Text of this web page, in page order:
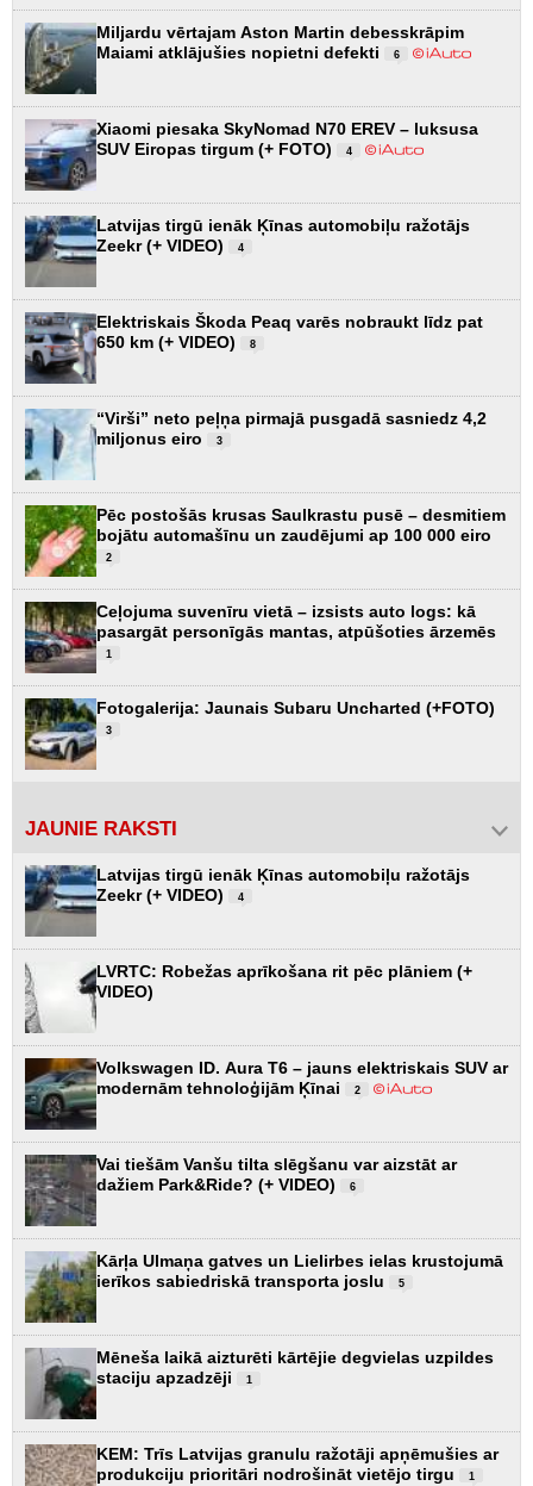
Miljardu vērtajam Aston Martin debesskrāpim
Maiami atklājušies nopietni defekti
6
Xiaomi piesaka SkyNomad N70 EREV – luksusa
SUV Eiropas tirgum (+ FOTO)
4
Latvijas tirgū ienāk Ķīnas automobiļu ražotājs
Zeekr (+ VIDEO)
4
Elektriskais Škoda Peaq varēs nobraukt līdz pat
650 km (+ VIDEO)
8
“Virši” neto peļņa pirmajā pusgadā sasniedz 4,2
miljonus eiro
3
Pēc postošās krusas Saulkrastu pusē – desmitiem
bojātu automašīnu un zaudējumi ap 100 000 eiro
2
Ceļojuma suvenīru vietā – izsists auto logs: kā
pasargāt personīgās mantas, atpūšoties ārzemēs
1
Fotogalerija: Jaunais Subaru Uncharted (+FOTO)
3
JAUNIE RAKSTI
Latvijas tirgū ienāk Ķīnas automobiļu ražotājs
Zeekr (+ VIDEO)
4
LVRTC: Robežas aprīkošana rit pēc plāniem (+
VIDEO)
Volkswagen ID. Aura T6 – jauns elektriskais SUV ar
modernām tehnoloģijām Ķīnai
2
Vai tiešām Vanšu tilta slēgšanu var aizstāt ar
dažiem Park&Ride? (+ VIDEO)
6
Kārļa Ulmaņa gatves un Lielirbes ielas krustojumā
ierīkos sabiedriskā transporta joslu
5
Mēneša laikā aizturēti kārtējie degvielas uzpildes
staciju apzadzēji
1
KEM: Trīs Latvijas granulu ražotāji apņēmušies ar
produkciju prioritāri nodrošināt vietējo tirgu
1